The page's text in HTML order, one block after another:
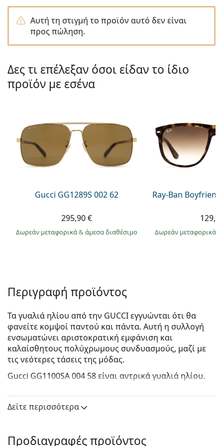
Persol
Prada
Όλες οι μάρκες
Αυτή τη στιγμή το προϊόν αυτό δεν είναι
προς πώληση.
Δες τι επέλεξαν όσοι είδαν το ίδιο
προϊόν με εσένα
Gucci GG1289S 002 62
295,90 €
Δωρεάν μεταφορικά& άμεσα διαθέσιμο
Ray-Ban
Δωρεάν μεταφορικά
Περιγραφή προϊόντος
Τα γυαλιά ηλίου από την GUCCI εγγυώνται ότι θα
φανείτε κομψοί παντού και πάντα. Αυτή η συλλογή
ενσωματώνει αριστοκρατική εμφάνιση και
καλαίσθητους πολύχρωμους συνδυασμούς, μαζί με
τις νεότερες τάσεις της μόδας.
Gucci GG1100SA 004 58είναι αντρικά γυαλιά ηλίου.
με τη λειτουργία του Εικονικού καθρέφτη του
Lentiamo.
Δείτε περισσότερα
Προδιαγραφές προϊόντος